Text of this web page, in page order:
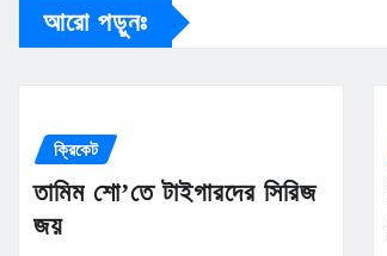
আরো পড়ুনঃ
ক্রিকেট
তামিম শো’তে টাইগারদের সিরিজ
জয়